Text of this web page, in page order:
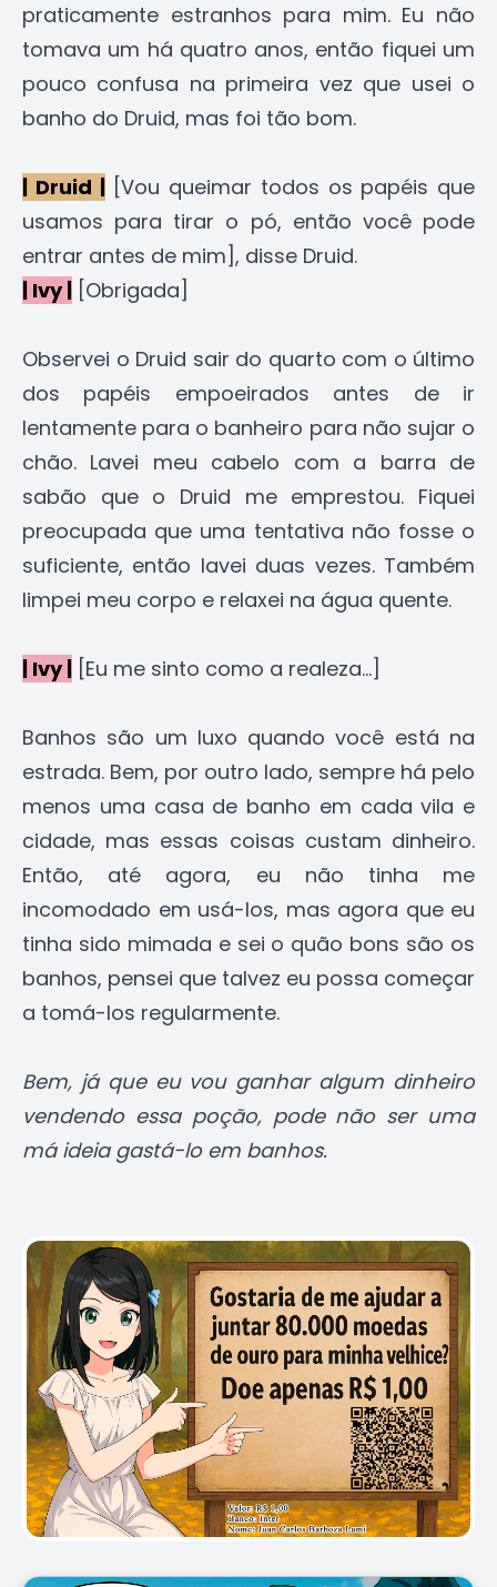
praticamente estranhos para mim. Eu não
tomava um há quatro anos, então fiquei um
pouco confusa na primeira vez que usei o
banho do Druid, mas foi tão bom.
| Druid |[Vou queimar todos os papéis que
usamos para tirar o pó, então você pode
entrar antes de mim], disse Druid.
| Ivy | [Obrigada]
Observei o Druid sair do quarto com o último
dos papéis empoeirados antes de ir
lentamente para o banheiro para não sujar o
chão. Lavei meu cabelo com a barra de
sabão que o Druid me emprestou. Fiquei
preocupada que uma tentativa não fosse o
suficiente, então lavei duas vezes. Também
limpei meu corpo e relaxei na água quente.
| Ivy | [Eu me sinto como a realeza...]
Banhos são um luxo quando você está na
estrada. Bem, por outro lado, sempre há pelo
menos uma casa de banho em cada vila e
cidade, mas essas coisas custam dinheiro.
Então, até agora, eu não tinha me
incomodado em usá-los, mas agora que eu
tinha sido mimada e sei o quão bons são os
banhos, pensei que talvez eu possa começar
a tomá-los regularmente.
Bem, já que eu vou ganhar algum dinheiro
vendendo essa poção, pode não ser uma
má ideia gastá-lo em banhos.